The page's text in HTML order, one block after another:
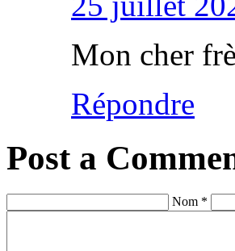
Mon cher
Répondre
Post a
Nom *